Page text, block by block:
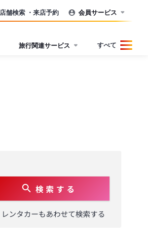
店舗検索 ・来店予約 会員サービス
旅行関連サービス すべて
検 索 す る
レンタカーもあわせて検索する